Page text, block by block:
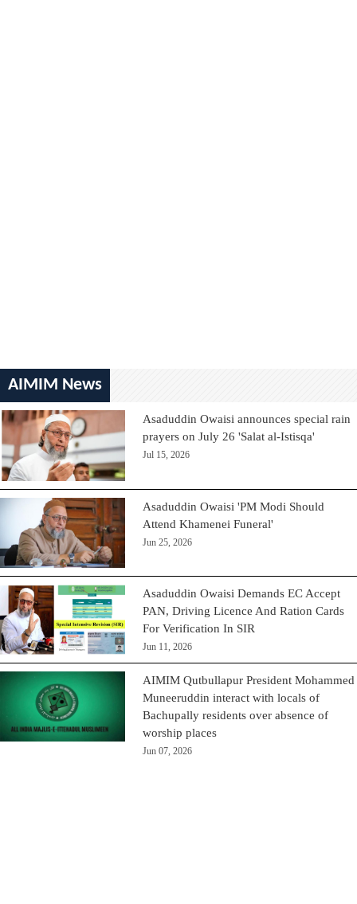
AIMIM News
Asaduddin Owaisi announces special rain
prayers on July 26 'Salat al-Istisqa'
Jul 15, 2026
Asaduddin Owaisi 'PM Modi Should
Attend Khamenei Funeral'
Jun 25, 2026
Asaduddin Owaisi Demands EC Accept
PAN, Driving Licence And Ration Cards
For Verification In SIR
Jun 11, 2026
AIMIM Qutbullapur President Mohammed
Muneeruddin interact with locals of
Bachupally residents over absence of
worship places
Jun 07, 2026